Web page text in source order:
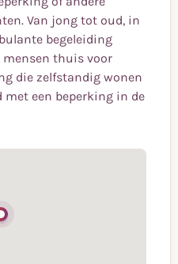
Van jong tot oud, in
begeleiding
thuis voor
die zelfstandig wonen
een beperking in de